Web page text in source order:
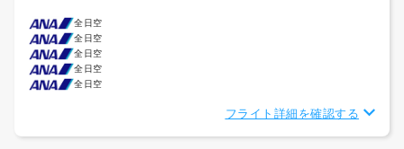
全日空
全日空
全日空
全日空
全日空
フライト詳細を確認する